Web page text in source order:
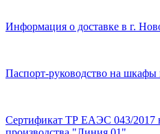
Информация о доставке в г.
Паспорт-руководство на
Сертификат ТР ЕАЭС 043/